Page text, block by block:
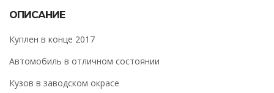
ОПИСАНИЕ
Куплен в конце 2017
Автомобиль в отличном состоянии
Кузов в заводском окрасе